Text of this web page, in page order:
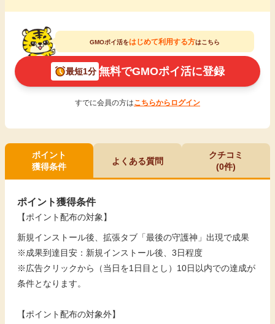
GMOポイ活をはじめて利用する方はこちら
最短1分 無料でGMOポイ活に登録
すでに会員の方はこちらからログイン
ポイント
獲得条件
よくある質問
クチコミ
(0件)
ポイント獲得条件
【ポイント配布の対象】
新規インストール後、拡張タブ「最後の守護神」出現で成果
※成果到達目安：新規インストール後、3日程度
※広告クリックから（当日を1日目とし）10日以内での達成が
条件となります。
【ポイント配布の対象外】